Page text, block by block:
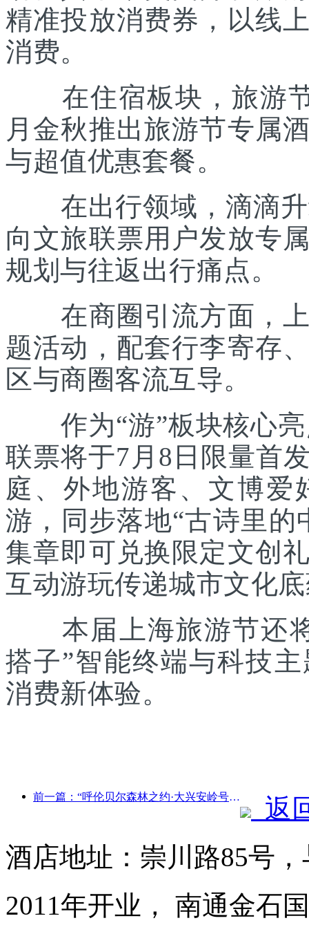
精准投放消费券，以线
消费。
在住宿板块，旅游节
月金秋推出旅游节专属
与超值优惠套餐。
在出行领域，滴滴升
向文旅联票用户发放专
规划与往返出行痛点。
在商圈引流方面，上
题活动，配套行李寄存
区与商圈客流互导。
作为“游”板块核心亮
联票将于7月8日限量首
庭、外地游客、文博爱
游，同步落地“古诗里
集章即可兑换限定文创
互动游玩传递城市文化
本届上海旅游节还将
搭子”智能终端与科技
消费新体验。
前一篇：“呼伦贝尔森林之约·大兴安岭号--星光列车·天翼之旅”旅游专列首发
返
酒店地址：崇川路85号
2011年开业， 南通金